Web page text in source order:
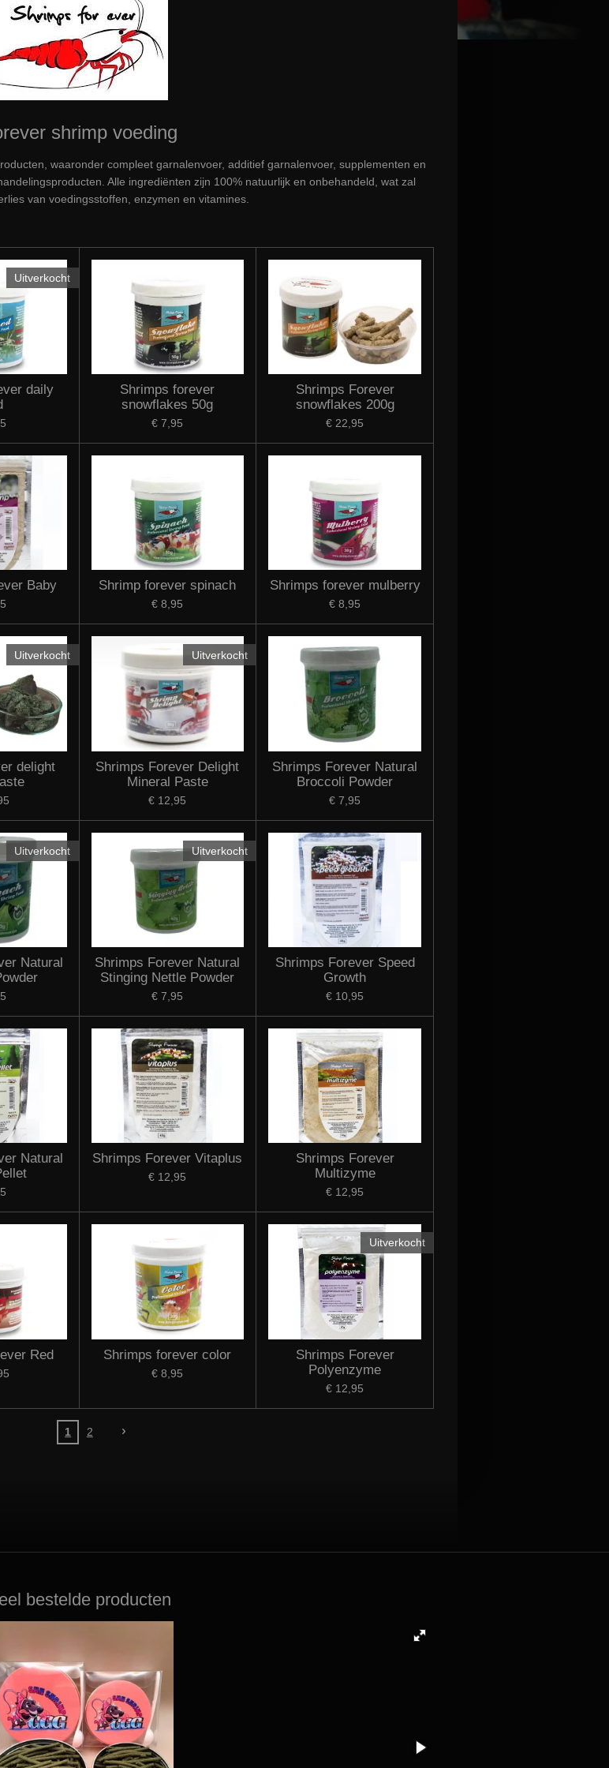
shrimp voeding
waaronder compleet garnalenvoer, additief garnalenvoer, supplementen en
Alle ingrediënten zijn 100% natuurlijk en onbehandeld, wat zal
van voedingsstoffen, enzymen en vitamines.
Uitverkocht
daily
Shrimps forever
snowflakes 50g
€ 7,95
Shrimps Forever
snowflakes 200g
€ 22,95
Baby Shrimp forever spinach
€ 8,95
Shrimps forever mulberry
€ 8,95
Uitverkocht
delight
Uitverkocht
Shrimps Forever Delight
Mineral Paste
€ 12,95
Shrimps Forever Natural
Broccoli Powder
€ 7,95
Uitverkocht
Natural
Uitverkocht
Shrimps Forever Natural
Stinging Nettle Powder
€ 7,95
Shrimps Forever Speed
Growth
€ 10,95
Natural
Shrimps Forever Vitaplus
€ 12,95
Shrimps Forever
Multizyme
€ 12,95
Red Shrimps forever color
€ 8,95
Uitverkocht
Shrimps Forever
Polyenzyme
€ 12,95
1 2
bestelde producten